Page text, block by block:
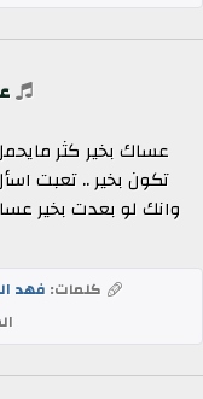
عساك بخير كثر
تكون بخير .. تعبت
وانك لو بعدت بخير
كلمات: فهد